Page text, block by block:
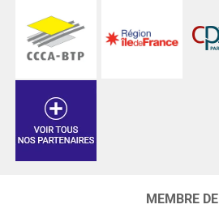
MEMBRE DE